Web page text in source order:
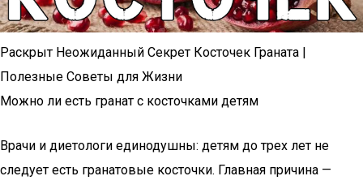
Раскрыт Неожиданный Секрет Косточек Граната |
Полезные Советы для Жизни
Можно ли есть гранат с косточками детям
Врачи и диетологи единодушны: детям до трех лет не
следует есть гранатовые косточки. Главная причина —